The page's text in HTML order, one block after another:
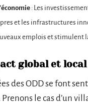
: Les
et les infrastructures
emplois et stimulent
global et local
des ODD se font
Prenons le cas d’un